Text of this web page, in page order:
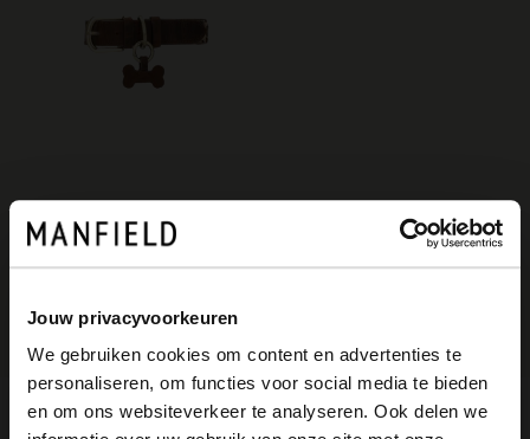
Jouw privacyvoorkeuren
We gebruiken cookies om content en advertenties te
personaliseren, om functies voor social media te bieden
en om ons websiteverkeer te analyseren. Ook delen we
Manfield
×
View this website in English?